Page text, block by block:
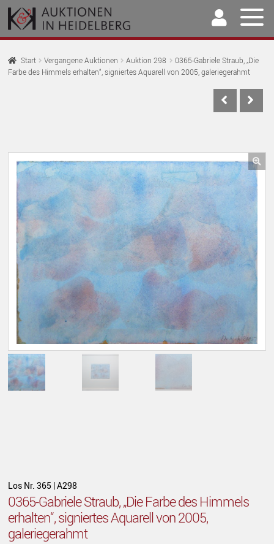
Zur
Navigation
springen
Springe
zum
Inhalt
Home
Unser Team
Kontakt
Start Vergangene Auktionen Auktion 298
0365-Gabriele Straub, „Die
Farbe des Himmels erhalten“, signiertes Aquarell von 2005, galeriegerahmt
🔍
Los Nr. 365 | A298
0365-Gabriele Straub, „Die Farbe des Himmels
erhalten“, signiertes Aquarell von 2005,
galeriegerahmt